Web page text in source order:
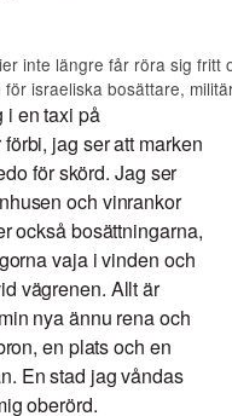
inte längre får röra sig fritt
israeliska bosättare,
i en taxi på
jag ser att marken
för skörd. Jag ser
och vinrankor
också bosättningarna,
vaja i vinden och
vägrenen. Allt är
nya ännu rena och
en plats och en
En stad jag våndas
oberörd.